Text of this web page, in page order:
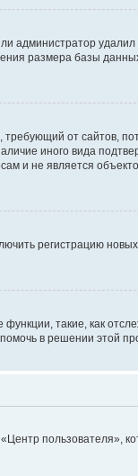
администратор
размера базы
от сайтов,
иного вида
и не является
регистрацию
такие, как
в решении этой
пользователя»,